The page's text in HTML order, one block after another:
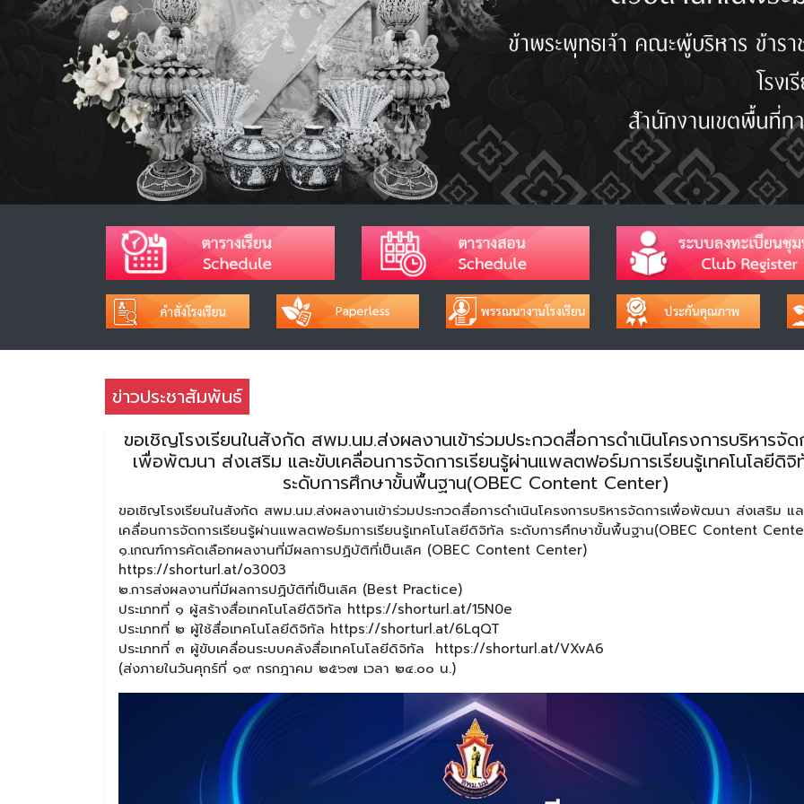
ข่าวประชาสัมพันธ์
ขอเชิญโรงเรียนในสังกัด สพม.นม.ส่งผลงานเข้าร่วมประกวดสื่อการดำเนินโครงการบริหารจัด
เพื่อพัฒนา ส่งเสริม และขับเคลื่อนการจัดการเรียนรู้ผ่านแพลตฟอร์มการเรียนรู้เทคโนโลยีดิจิ
ระดับการศึกษาขั้นพื้นฐาน(OBEC Content Center)
ขอเชิญโรงเรียนในสังกัด สพม.นม.ส่งผลงานเข้าร่วมประกวดสื่อการดำเนินโครงการบริหารจัดการเพื่อพัฒนา ส่งเสริม แ
เคลื่อนการจัดการเรียนรู้ผ่านแพลตฟอร์มการเรียนรู้เทคโนโลยีดิจิทัล ระดับการศึกษาขั้นพื้นฐาน(OBEC Content
๑.เกณฑ์การคัดเลือกผลงานที่มีผลการปฏิบัติที่เป็นเลิศ (OBEC Content Center)
https://shorturl.at/o3003
๒.การส่งผลงานที่มีผลการปฏิบัติที่เป็นเลิศ (Best Practice)
ประเภทที่ ๑ ผู้สร้างสื่อเทคโนโลยีดิจิทัล https://shorturl.at/15N0e
ประเภทที่ ๒ ผู้ใช้สื่อเทคโนโลยีดิจิทัล https://shorturl.at/6LqQT
ประเภทที่ ๓ ผู้ขับเคลื่อนระบบคลังสื่อเทคโนโลยีดิจิทัล https://shorturl.at/VXvA6
(ส่งภายในวันศุกร์ที่ ๑๙ กรกฎาคม ๒๕๖๗ เวลา ๒๔.๐๐ น.)